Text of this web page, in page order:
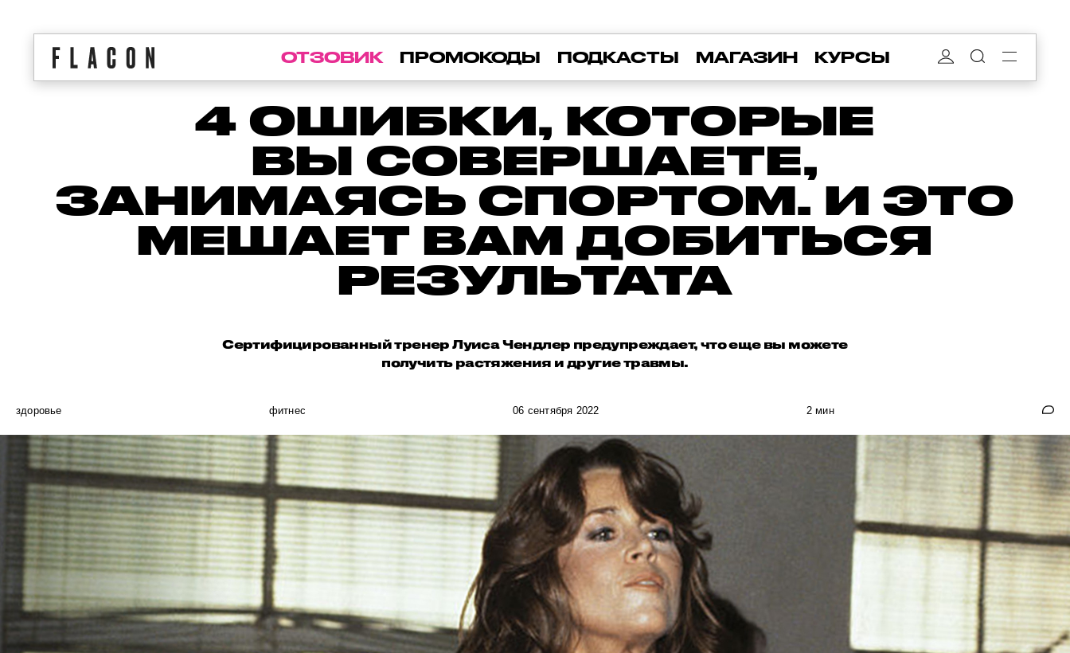
ОТЗОВИК ПРОМОКОДЫ ПОДКАСТЫ МАГАЗИН КУРСЫ
4 ОШИБКИ, КОТОРЫЕ
ВЫ СОВЕРШАЕТЕ,
ЗАНИМАЯСЬ СПОРТОМ. И ЭТО
МЕШАЕТ ВАМ ДОБИТЬСЯ
РЕЗУЛЬТАТА
Сертифицированный тренер Луиса Чендлер предупреждает, что еще вы можете
получить растяжения и другие травмы.
здоровье фитнес 06 сентября 2022 2 мин